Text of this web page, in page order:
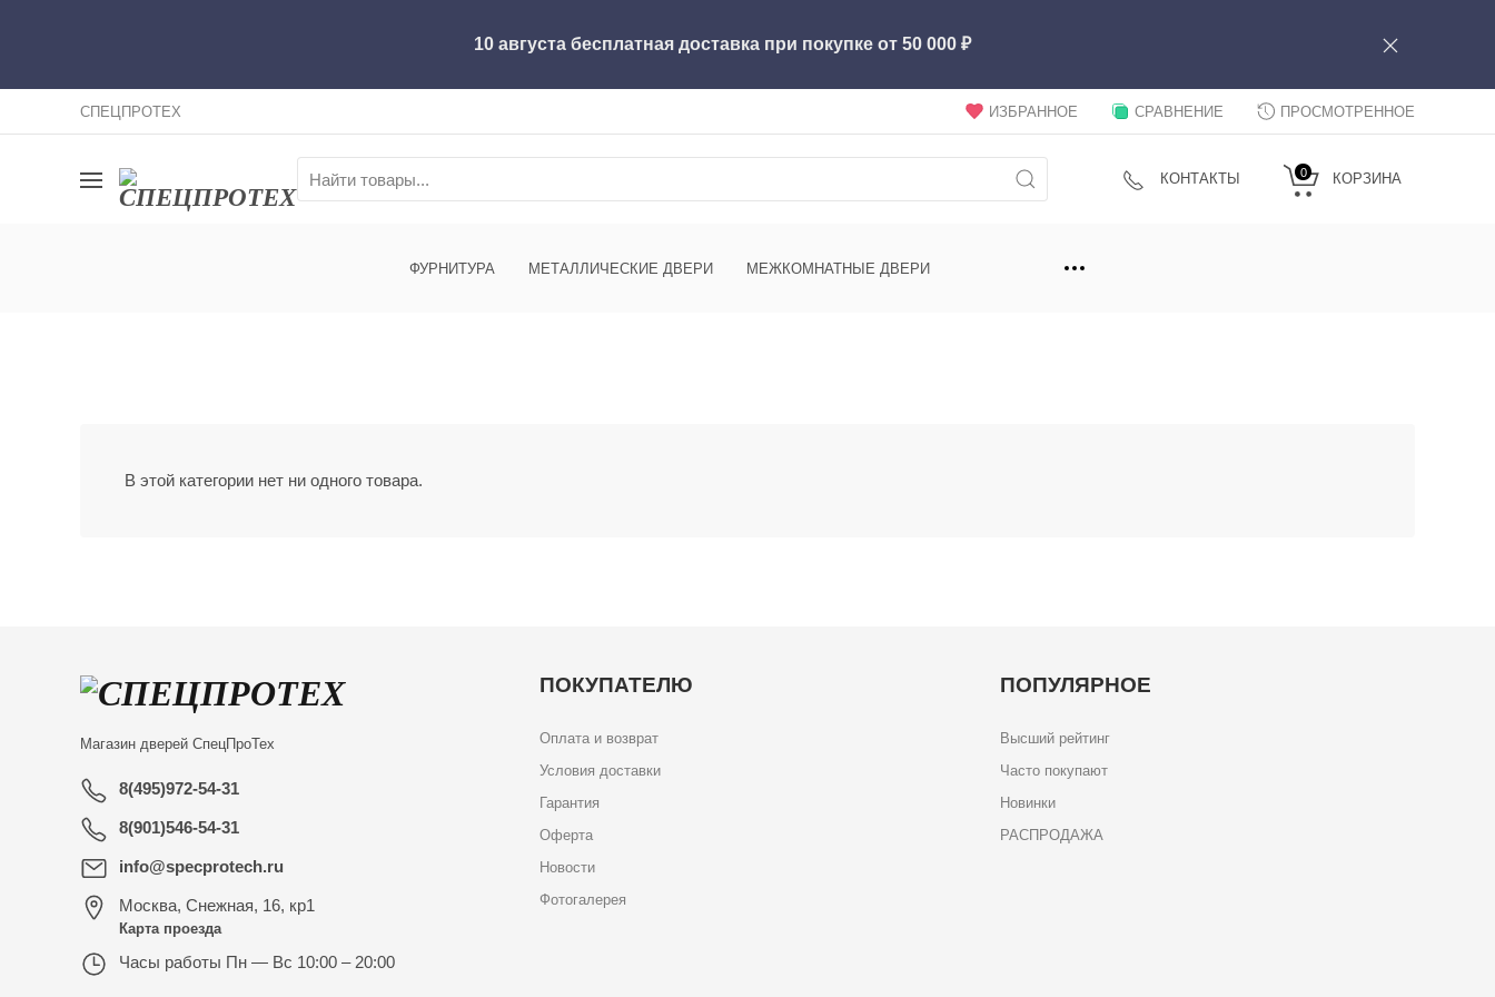
10 августа бесплатная доставка при покупке от 50 000
СПЕЦПРОТЕХ ИЗБРАННОЕ СРАВНЕНИЕ ПРОСМОТРЕННОЕ
КОНТАКТЫ 0 КОРЗИНА
ФУРНИТУРА МЕТАЛЛИЧЕСКИЕ ДВЕРИ МЕЖКОМНАТНЫЕ ДВЕРИ
В этой категории нет ни одного товара.
Магазин дверей СпецПроТех
8(495)972-54-31
8(901)546-54-31
info@specprotech.ru
Москва, Снежная, 16, кр1
Карта проезда
Часы работы Пн — Вс 10:00 – 20:00
ПОКУПАТЕЛЮ
Оплата и возврат
Условия доставки
Гарантия
Оферта
Новости
Фотогалерея
ПОПУЛЯРНОЕ
Высший рейтинг
Часто покупают
Новинки
РАСПРОДАЖА